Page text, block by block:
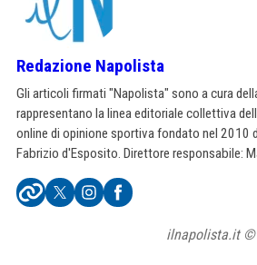
Redazione Napolista
Gli articoli firmati "Napolista" sono a cura
rappresentano la linea editoriale collettiva
online di opinione sportiva fondato nel 2010
Fabrizio d'Esposito. Direttore responsabile:
ilnapolista.it ©